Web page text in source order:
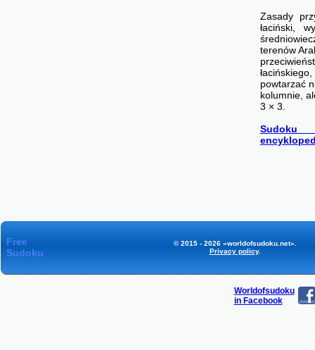
Zasady
łaciński,
terenów
powtarzać
kolumnie,
3 × 3.
Sudoku
Free
Sudoku
© 2015 - 2026 «worldofsudoku.net».
Privacy policy.
Worldofsudoku
in Facebook